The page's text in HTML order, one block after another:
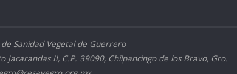
Sanidad Vegetal de Guerrero
Jacarandas II, C.P. 39090, Chilpancingo de los Bravo, Gro.